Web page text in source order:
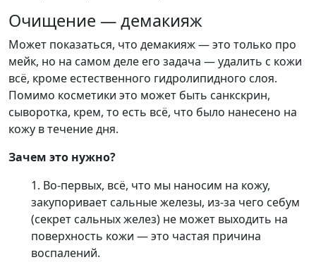
Очищение — демакияж
Может показаться, что демакияж — это только про
мейк, но на самом деле его задача — удалить с кожи
всё, кроме естественного гидролипидного слоя.
Помимо косметики это может быть санкскрин,
сыворотка, крем, то есть всё, что было нанесено на
кожу в течение дня.
Зачем это нужно?
Во-первых, всё, что мы наносим на кожу,
закупоривает сальные железы, из-за чего себум
(секрет сальных желез) не может выходить на
поверхность кожи — это частая причина
воспалений.